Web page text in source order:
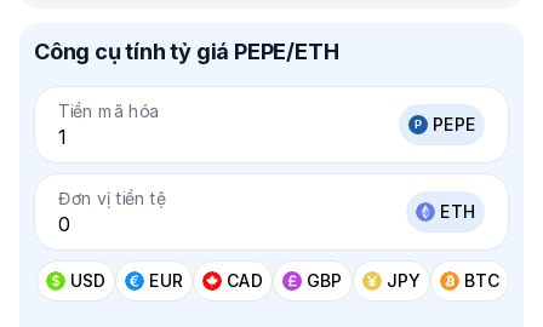
Công cụ tính tỷ giá PEPE/ETH
Tiền mã hóa
PEPE
Đơn vị tiền tệ
ETH
USD EUR CAD GBP JPY BTC